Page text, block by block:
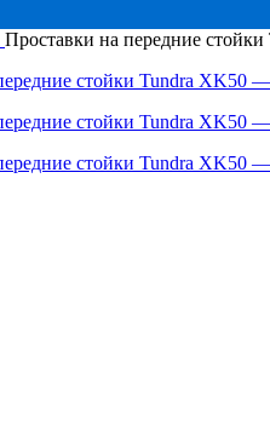
Проставки на передние